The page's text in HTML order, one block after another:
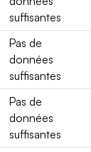
suffisantes
Pas de
données
suffisantes
Pas de
données
suffisantes